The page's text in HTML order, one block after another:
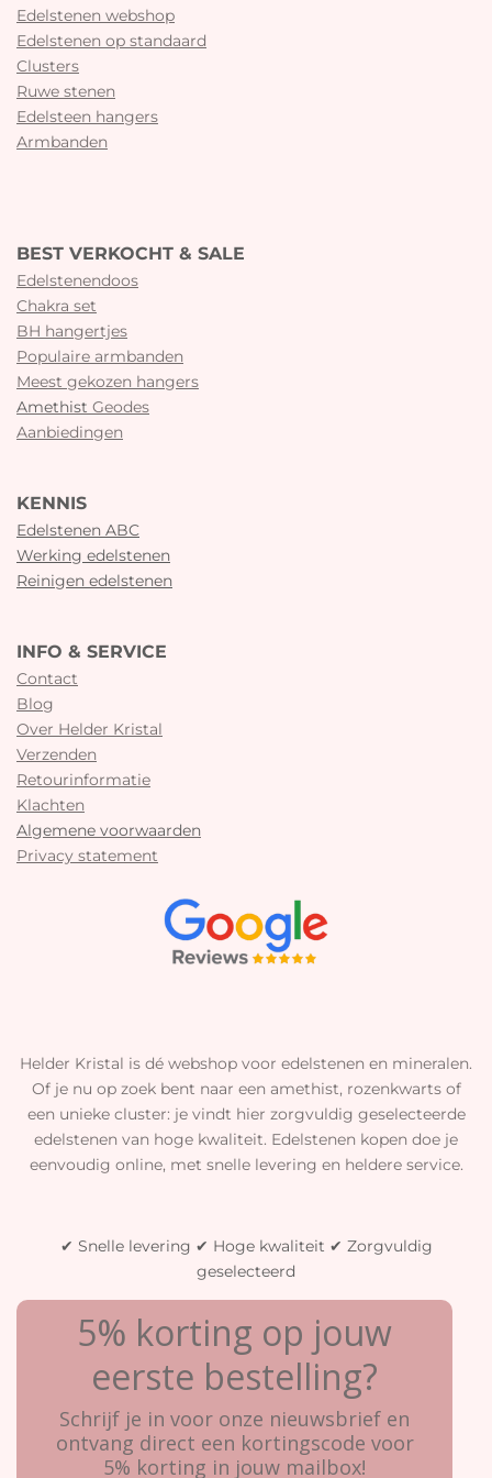
Edelstenen webshop
Edelstenen op standaard
Clusters
Ruwe stenen
Edelsteen hangers
Armbanden
BEST VERKOCHT & SALE
Edelstenendoos
Chakra set
BH hangertjes
Populaire armbanden
Meest gekozen hangers
Amethist Geodes
Aanbiedingen
KENNIS
Edelstenen ABC
Werking edelstenen
Reinigen edelstenen
INFO & SERVICE
Contact
Blog
Over Helder Kristal
Verzenden
Retourinformatie
Klachten
Algemene voorwaarden
Privacy statement
Helder Kristal is dé webshop voor edelstenen en mineralen.
Of je nu op zoek bent naar een amethist, rozenkwarts of
een unieke cluster: je vindt hier zorgvuldig geselecteerde
edelstenen van hoge kwaliteit. Edelstenen kopen doe je
eenvoudig online, met snelle levering en heldere service.
✔ Snelle levering ✔ Hoge kwaliteit ✔ Zorgvuldig
geselecteerd
5% korting op jouw
eerste bestelling?
Schrijf je in voor onze nieuwsbrief en
ontvang direct een kortingscode voor
5% korting in jouw mailbox!